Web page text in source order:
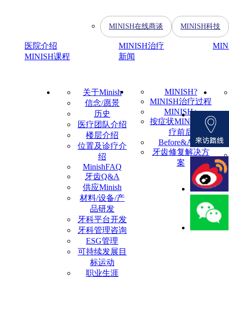
医院介绍 MINISH治疗
MINISH课程
新闻
MINISH在线商谈 MINISH科技
关于Minish
信念/愿景
历史
医疗团队介绍
楼层介绍
位置及诊疗介
绍
MinishFAQ
牙齿Q&A
供应Minish
材料/设备/产
品研发
牙科平台开发
牙科管理咨询
ESG管理
可持续发展目
标运动
职业生涯
MINISH?
MINISH治疗过程
MINISH+
按症状MINISH治
疗前后
Before&After
牙齿修复解决方
案